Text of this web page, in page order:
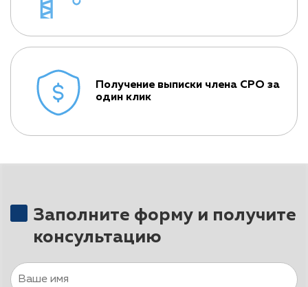
Получение выписки члена СРО за
один клик
Заполните форму и получите
консультацию